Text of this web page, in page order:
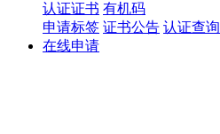
认证证书 有机码
申请标签 证书公告 认证查询
在线申请